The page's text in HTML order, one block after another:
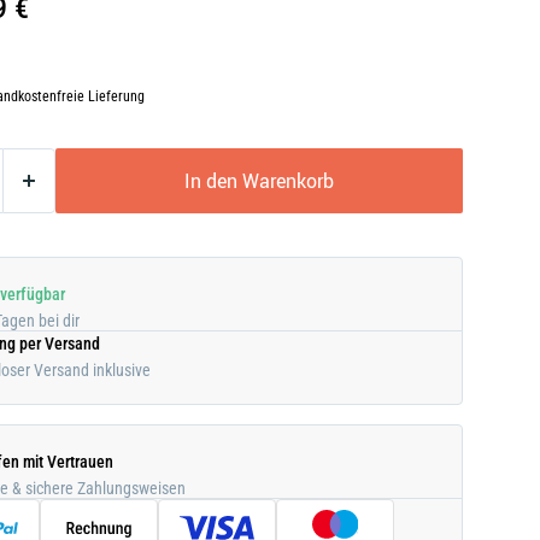
€
Lieferung
In den Warenkorb
bei dir
per Versand
Versand inklusive
mit Vertrauen
& sichere Zahlungsweisen